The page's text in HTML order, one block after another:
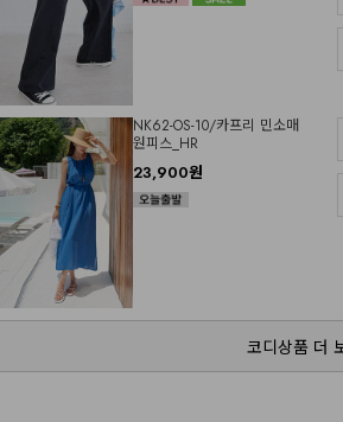
NK62-OS-10/카프리 민소매
원피스_HR
23,900원
코디상품 더